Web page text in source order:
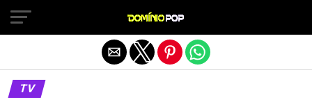
TV
Sair da versão mobile